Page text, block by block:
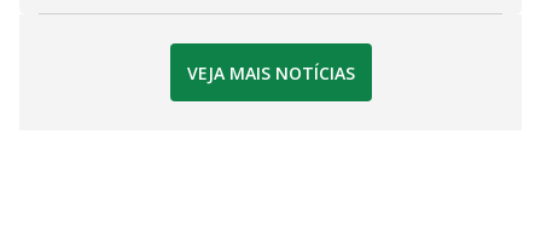
VEJA MAIS NOTÍCIAS